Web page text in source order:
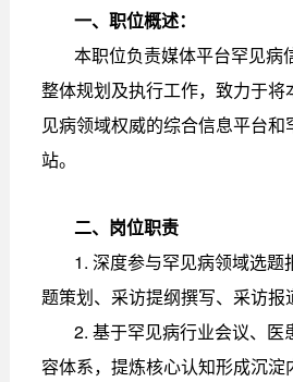
一、职位概述：
本职位负责媒体平台罕见病
整体规划及执行工作，致力于将
见病领域权威的综合信息平台和
站。
二、岗位职责
1. 深度参与罕见病领域选题
题策划、采访提纲撰写、采访报
2. 基于罕见病行业会议、医
容体系，提炼核心认知形成沉